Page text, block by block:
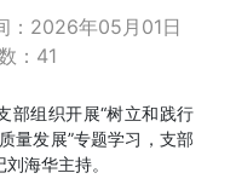
2026年05月01日
： 41
部组织开展“树立和践行
量发展”专题学习，支部
海华主持。